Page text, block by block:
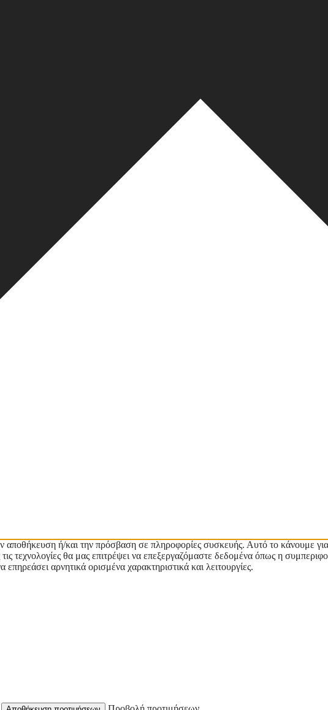
αποθήκευση ή/και την πρόσβαση σε πληροφορίες συσκευής. Αυτό το κάνουμε
τεχνολογίες θα μας επιτρέψει να επεξεργαζόμαστε δεδομένα όπως η
αρνητικά ορισμένα χαρακτηριστικά και λειτουργίες.